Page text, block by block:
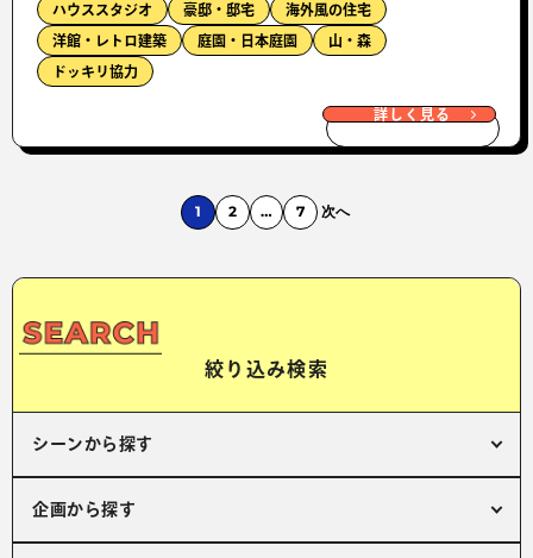
ハウススタジオ 豪邸・邸宅 海外風の住宅
洋館・レトロ建築 庭園・日本庭園 山・森
ドッキリ協力
詳しく見る
1 2 … 7 次へ
絞り込み検索
シーンから探す
企画から探す